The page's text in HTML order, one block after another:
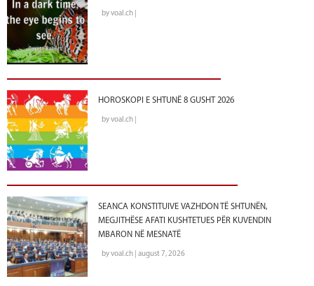
by voal.ch |
HOROSKOPI E SHTUNË 8 GUSHT 2026
by voal.ch |
SEANCA KONSTITUIVE VAZHDON TË SHTUNËN,
MEGJITHËSE AFATI KUSHTETUES PËR KUVENDIN
MBARON NË MESNATË
by voal.ch | august 7, 2026